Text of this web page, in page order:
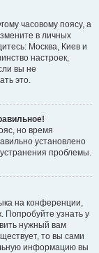
часовому поясу, а
в личных
Москва, Киев и
настроек,
вы не
это.
но время
установлено
проблемы.
на конференции,
Попробуйте узнать у
нужный вам
то вы сами
информацию вы